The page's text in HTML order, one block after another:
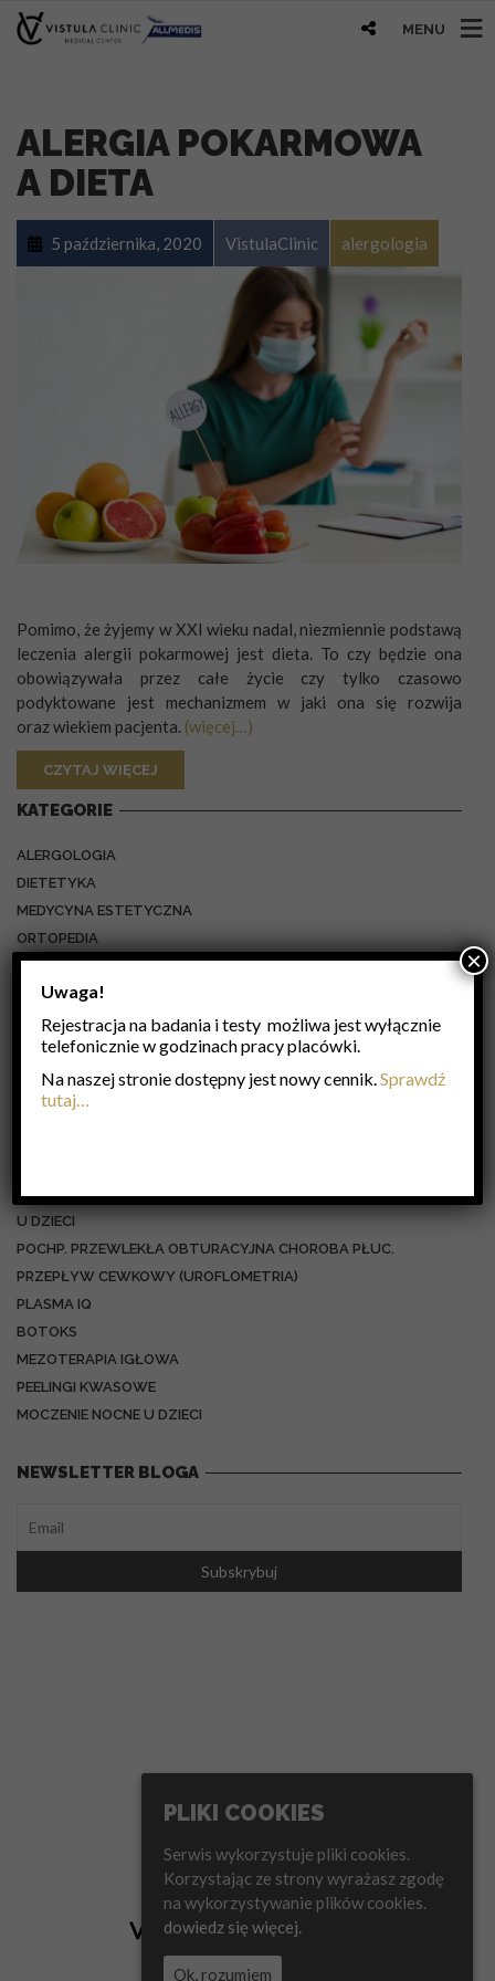
MENU
ALERGIA POKARMOWA
A DIETA
5 października, 2020 VistulaClinic alergologia
Pomimo, że żyjemy w XXI wieku nadal, niezmiennie podstawą
leczenia alergii pokarmowej jest dieta. To czy będzie ona
obowiązywała przez całe życie czy tylko czasowo
podyktowane jest mechanizmem w jaki ona się rozwija
oraz wiekiem pacjenta. (więcej…)
CZYTAJ WIĘCEJ
KATEGORIE
ALERGOLOGIA
DIETETYKA
MEDYCYNA ESTETYCZNA
ORTOPEDIA
PULMONOLOGIA
UROLOGIA
UROLOGIA DZIECIĘCA
NAJNOWSZE WPISY
ZABURZENIA CZYNNOŚCI DOLNYCH DRÓG MOCZOWYCH
U DZIECI
POCHP. PRZEWLEKŁA OBTURACYJNA CHOROBA PŁUC.
PRZEPŁYW CEWKOWY (UROFLOMETRIA)
PLASMA IQ
BOTOKS
MEZOTERAPIA IGŁOWA
PEELINGI KWASOWE
MOCZENIE NOCNE U DZIECI
NEWSLETTER BLOGA
Uwaga!
Rejestracja na badania i testy możliwa jest wyłącznie
telefonicznie w godzinach pracy placówki.
Na naszej stronie dostępny jest nowy cennik.Sprawdź
tutaj…
×
PLIKI COOKIES
Serwis wykorzystuje pliki cookies.
Korzystając ze strony wyrażasz zgodę
na wykorzystywanie plików cookies.
dowiedz się więcej.
Ok, rozumiem